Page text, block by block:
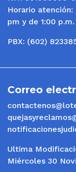
Horario atención:
pm y de 1:00
PBX: (602)
Correo
Ultima
Miércoles 30